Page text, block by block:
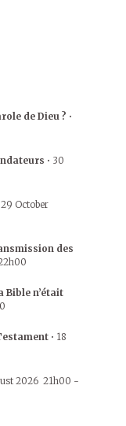
de Dieu ? •
• 30
29 October
des
Bible n’était
• 18
2026 21h00 -